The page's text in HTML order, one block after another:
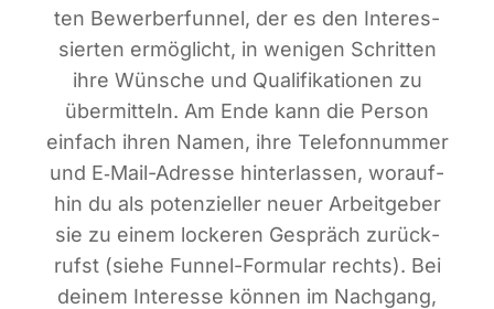
ten Bewer­ber­fun­nel, der es den Inter­es­
sier­ten ermög­licht, in weni­gen Schrit­ten
ihre Wün­sche und Qua­li­fi­ka­tio­nen zu
über­mit­teln. Am Ende kann die Per­son
ein­fach ihren Namen, ihre Tele­fon­num­mer
und E‑Mail-Adres­se hin­ter­las­sen, wor­auf­
hin du als poten­zi­el­ler neu­er Arbeit­ge­ber
sie zu einem locke­ren Gespräch zurück­
rufst (sie­he Fun­nel-For­mu­lar rechts). Bei
dei­nem Inter­es­se kön­nen im Nach­gang,